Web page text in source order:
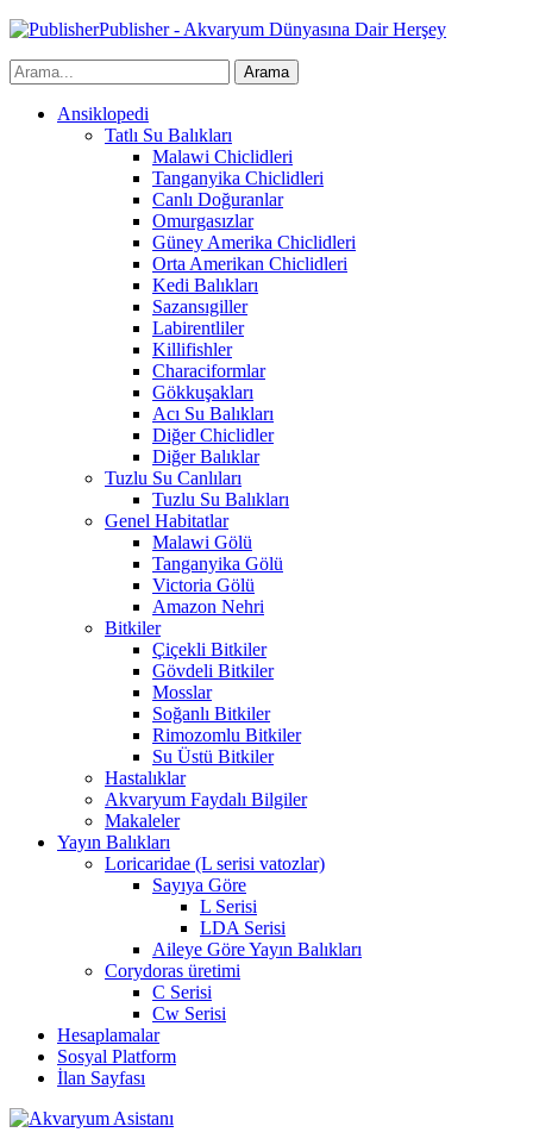
Publisher - Akvaryum Dünyasına Dair Herşey
Ansiklopedi
Tatlı Su Balıkları
Malawi Chiclidleri
Tanganyika Chiclidleri
Canlı Doğuranlar
Omurgasızlar
Güney Amerika Chiclidleri
Orta Amerikan Chiclidleri
Kedi Balıkları
Sazansıgiller
Labirentliler
Killifishler
Characiformlar
Gökkuşakları
Acı Su Balıkları
Diğer Chiclidler
Diğer Balıklar
Tuzlu Su Canlıları
Tuzlu Su Balıkları
Genel Habitatlar
Malawi Gölü
Tanganyika Gölü
Victoria Gölü
Amazon Nehri
Bitkiler
Çiçekli Bitkiler
Gövdeli Bitkiler
Mosslar
Soğanlı Bitkiler
Rimozomlu Bitkiler
Su Üstü Bitkiler
Hastalıklar
Akvaryum Faydalı Bilgiler
Makaleler
Yayın Balıkları
Loricaridae (L serisi vatozlar)
Sayıya Göre
L Serisi
LDA Serisi
Aileye Göre Yayın Balıkları
Corydoras üretimi
C Serisi
Cw Serisi
Hesaplamalar
Sosyal Platform
İlan Sayfası